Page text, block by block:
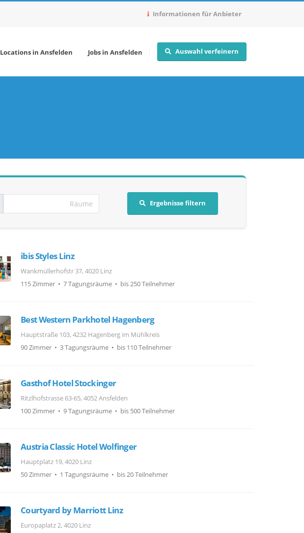
Informationen für Anbieter
Locations in Ansfelden Jobs in Ansfelden Auswahl verfeinern
Ergebnisse filtern
ibis Styles Linz
Wankmüllerhofstr 37, 4020 Linz
115 Zimmer • 7 Tagungsräume • bis 250 Teilnehmer
Best Western Parkhotel Hagenberg
Hauptstraße 103, 4232 Hagenberg im Mühlkreis
90 Zimmer • 3 Tagungsräume • bis 110 Teilnehmer
Gasthof Hotel Stockinger
Ritzlhofstrasse 63-65, 4052 Ansfelden
100 Zimmer • 9 Tagungsräume • bis 500 Teilnehmer
Austria Classic Hotel Wolfinger
Hauptplatz 19, 4020 Linz
50 Zimmer • 1 Tagungsräume • bis 20 Teilnehmer
Courtyard by Marriott Linz
Europaplatz 2, 4020 Linz